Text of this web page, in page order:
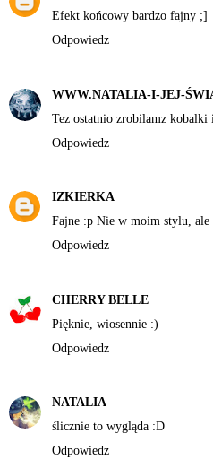
Efekt końcowy bardzo fajny ;]
Odpowiedz
WWW.NATALIA-I-JEJ-
Tez ostatnio zrobilamz kobalki
Odpowiedz
IZKIERKA
Fajne :p Nie w moim stylu,
Odpowiedz
CHERRY BELLE
Pięknie, wiosennie :)
Odpowiedz
NATALIA
ślicznie to wygląda :D
Odpowiedz